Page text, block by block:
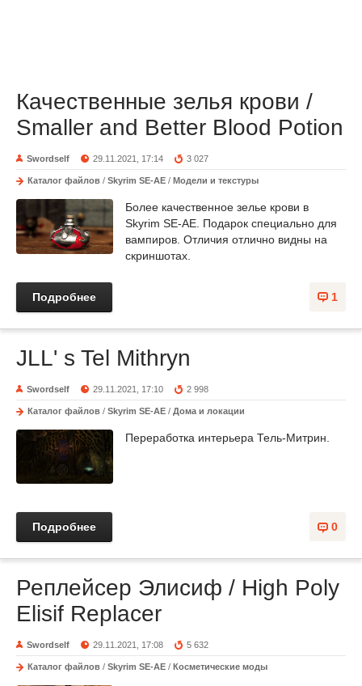
Качественные зелья крови /
Smaller and Better Blood Potion
Swordself 29.11.2021, 17:14 3 027
Каталог файлов / Skyrim SE-AE / Модели и текстуры
Более качественное зелье крови в
Skyrim SE-AE. Подарок специально для
вампиров. Отличия отлично видны на
скриншотах.
1
Подробнее
JLL' s Tel Mithryn
Swordself 29.11.2021, 17:10 2 998
Каталог файлов / Skyrim SE-AE / Дома и локации
Переработка интерьера Тель-Митрин.
0
Подробнее
Реплейсер Элисиф / High Poly
Elisif Replacer
Swordself 29.11.2021, 17:08 5 632
Каталог файлов / Skyrim SE-AE / Косметические моды